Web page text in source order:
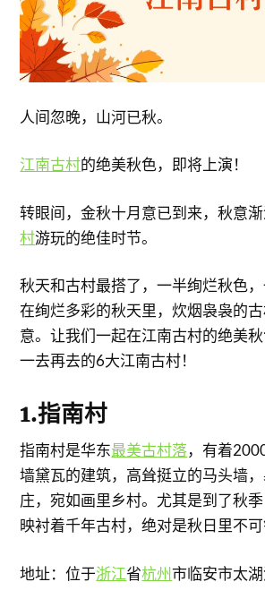
人间忽晚，山河已秋。
江南古村的绝美秋色，即将上演！
转眼间，金秋十月意已到来，秋意
村游玩的绝佳时节。
秋天和古村最搭了，一半绚烂秋色，
在绚烂多彩的秋天里，炊烟袅袅的
意。让我们一起在江南古村的绝美
一去再去的6大江南古村！
1.指南村
指南村是华东最美古村落，有着
墙黛瓦的建筑，高耸挺立的马头墙
庄，宛如画里乡村。尤其是到了秋
映衬着千年古村，绝对是秋日里不
地址：位于浙江省杭州市临安市太